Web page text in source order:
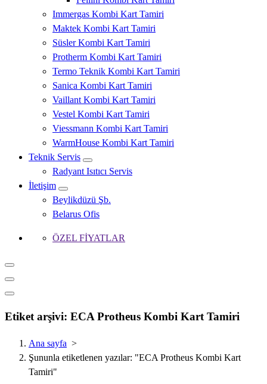
Immergas Kombi Kart Tamiri
Maktek Kombi Kart Tamiri
Süsler Kombi Kart Tamiri
Protherm Kombi Kart Tamiri
Termo Teknik Kombi Kart Tamiri
Sanica Kombi Kart Tamiri
Vaillant Kombi Kart Tamiri
Vestel Kombi Kart Tamiri
Viessmann Kombi Kart Tamiri
WarmHouse Kombi Kart Tamiri
Teknik Servis
Radyant Isıtıcı Servis
İletişim
Beylikdüzü Şb.
Belarus Ofis
ÖZEL FİYATLAR
Etiket arşivi: ECA Protheus Kombi Kart Tamiri
Ana sayfa >
Şununla etiketlenen yazılar: "ECA Protheus Kombi Kart
Tamiri"